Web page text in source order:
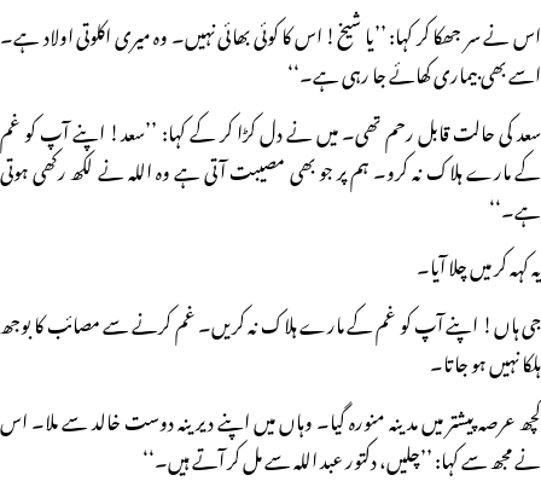
اس نے سر جھکا کر کہا: ’’یا شیخ! اس کا کوئی بھائی نہیں۔ وہ میری اکلوتی اولاد ہے۔
اسے بھی بیماری کھائے جا رہی ہے۔‘‘
سعد کی حالت قابل رحم تھی۔ میں نے دل کڑا کر کے کہا: ’’سعد! اپنے آپ کو غم
کے مارے ہلاک نہ کرو۔ ہم پر جو بھی مصیبت آتی ہے وہ اللہ نے لکھ رکھی ہوتی
ہے۔‘‘
یہ کہہ کر میں چلا آیا۔
جی ہاں! اپنے آپ کو غم کے مارے ہلاک نہ کریں۔ غم کرنے سے مصائب کا بوجھ
ہلکا نہیں ہو جاتا۔
کچھ عرصہ پیشتر میں مدینہ منورہ گیا۔ وہاں میں اپنے دیرینہ دوست خالد سے ملا۔ اس
نے مجھ سے کہا: ’’چلیں، دکتور عبد اللہ سے مل کر آتے ہیں۔‘‘